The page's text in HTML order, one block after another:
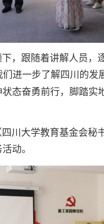
，跟随着讲解人员，
们进一步了解四川的
态奋勇前行，脚踏
川大学教育基金会秘
动。